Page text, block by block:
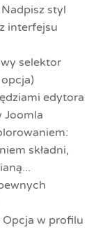
styl
interfejsu
selektor
edytora
Joomla
składni,
w profilu